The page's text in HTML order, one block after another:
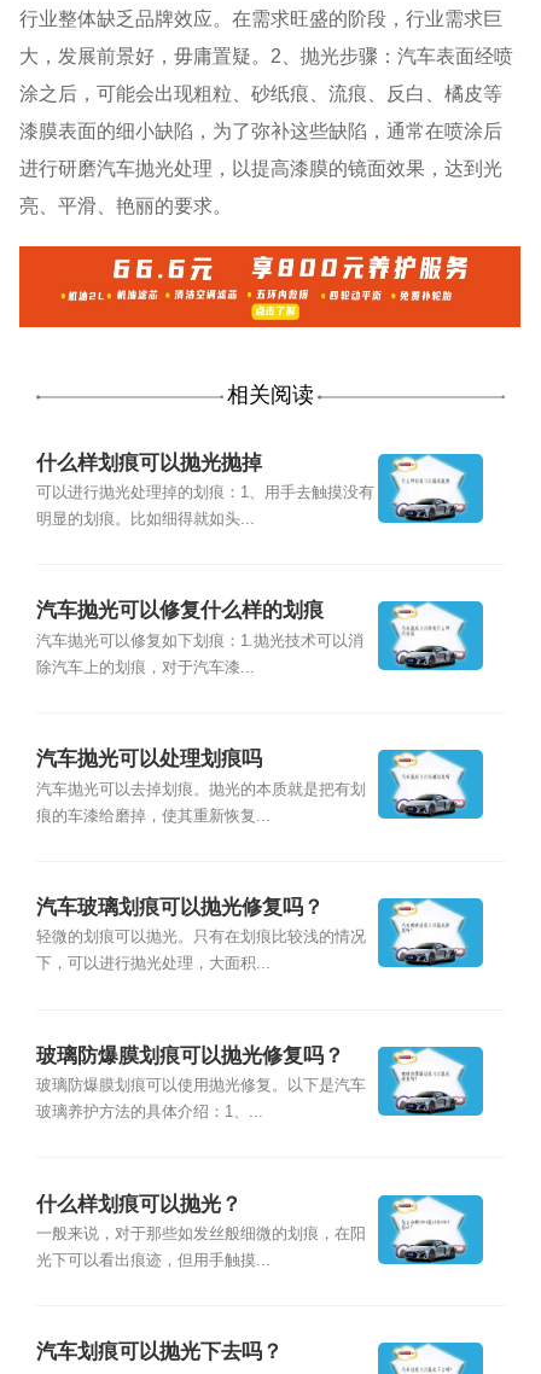
行业整体缺乏品牌效应。在需求旺盛的阶段，行业需求巨
大，发展前景好，毋庸置疑。2、抛光步骤：汽车表面经喷
涂之后，可能会出现粗粒、砂纸痕、流痕、反白、橘皮等
漆膜表面的细小缺陷，为了弥补这些缺陷，通常在喷涂后
进行研磨汽车抛光处理，以提高漆膜的镜面效果，达到光
亮、平滑、艳丽的要求。
相关阅读
什么样划痕可以抛光抛掉
可以进行抛光处理掉的划痕：1、用手去触摸没有
明显的划痕。比如细得就如头...
汽车抛光可以修复什么样的划痕
汽车抛光可以修复如下划痕：1.抛光技术可以消
除汽车上的划痕，对于汽车漆...
汽车抛光可以处理划痕吗
汽车抛光可以去掉划痕。抛光的本质就是把有划
痕的车漆给磨掉，使其重新恢复...
汽车玻璃划痕可以抛光修复吗？
轻微的划痕可以抛光。只有在划痕比较浅的情况
下，可以进行抛光处理，大面积...
玻璃防爆膜划痕可以抛光修复吗？
玻璃防爆膜划痕可以使用抛光修复。以下是汽车
玻璃养护方法的具体介绍：1、...
什么样划痕可以抛光？
一般来说，对于那些如发丝般细微的划痕，在阳
光下可以看出痕迹，但用手触摸...
汽车划痕可以抛光下去吗？